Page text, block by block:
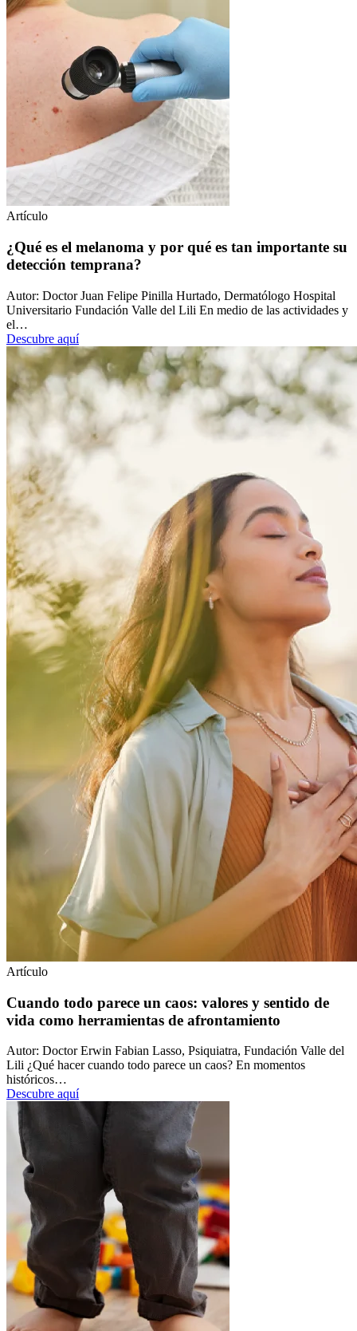
Artículo
¿Qué es el melanoma y por qué es tan importante su
detección temprana?
Autor: Doctor Juan Felipe Pinilla Hurtado, Dermatólogo Hospital
Universitario Fundación Valle del Lili En medio de las actividades y
el…
Descubre aquí
Artículo
Cuando todo parece un caos: valores y sentido de
vida como herramientas de afrontamiento
Autor: Doctor Erwin Fabian Lasso, Psiquiatra, Fundación Valle del
Lili ¿Qué hacer cuando todo parece un caos? En momentos
históricos…
Descubre aquí